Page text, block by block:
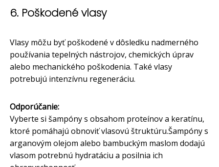
6. Poškodené vlasy
Vlasy môžu byť poškodené v dôsledku nadmerného
používania tepelných nástrojov, chemických úprav
alebo mechanického poškodenia. Také vlasy
potrebujú intenzívnu regeneráciu.
Odporúčanie:
Vyberte si šampóny s obsahom proteínov a keratínu,
ktoré pomáhajú obnoviť vlasovú štruktúru.Šampóny s
arganovým olejom alebo bambuckým maslom dodajú
vlasom potrebnú hydratáciu a posilnia ich